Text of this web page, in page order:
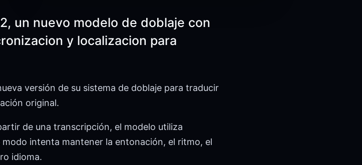
un nuevo modelo de doblaje con
y localizacion para
versión de su sistema de doblaje para traducir
original.
de una transcripción, el modelo utiliza
intenta mantener la entonación, el ritmo, el
idioma.